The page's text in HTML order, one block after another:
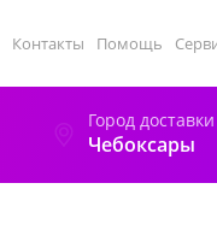
Контакты Помощь
Город доставки
Чебоксары